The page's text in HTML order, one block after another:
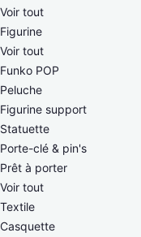
Voir tout
Figurine
Voir tout
Funko POP
Peluche
Figurine support
Statuette
Porte-clé & pin's
Prêt à porter
Voir tout
Textile
Casquette